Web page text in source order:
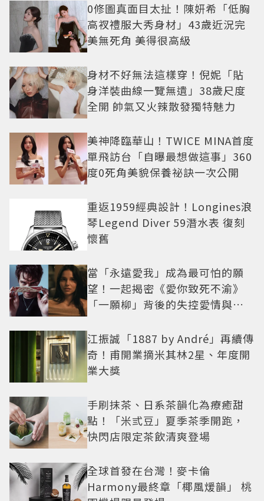
0修圖真面目太扯！陳妍希「低胸
高衩禮服大秀身材」43歲近況完
美無死角 美得很高級
身材不好無法這樣穿！倪妮「貼
身洋裝曲線一覽無遺」38歲尺度
全開 帥氣又火辣散發獨特魅力
美神降臨華山！TWICE MINA首度
單飛訪台「自曝最想做這事」360
度0死角美貌保養祕訣一次公開
重返1959經典設計！Longines浪
琴Legend Diver 59潛水表 復刻
懷舊
當「永遠愛我」成為最可怕的願
望！一起揭密《愛你致死不渝》
「一願柳」背後的失控愛情與爆
江振誠「1887 by André」再續傳
奇！甫開業摘米其林2星、年度開
業大獎
手刷抹茶、日系茶韻化為療癒甜
點！「米弎豆」夏季茶季開跑，
快閃店限定茶飲清爽登場
全球首發在台灣！麥卡倫
Harmony最終章「椰風煖韻」 桃